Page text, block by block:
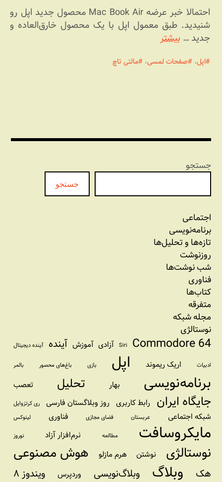
احتمالا خبر عرضه Mac Book Air محصول جدید اپل رو
شنیدید. طبق معمول اپل با یک محصول خارق‌العاده و
جدید …بیشتر
اپل، صفحات لمسی، مالتی تاچ
جستجو
جستجو
اجتماعی
برنامه‏‌نویسی
تازه‌‌ها و تحلیل‌ها
روزنوشت
شب نوشت‌ها
فناوری
کتاب‌ها
متفرقه
مجله شبکه
نوستالژی
Commodore 64
Siri آزادی آموزش آینده آینده دیجیتال
ادبیات اریک ریموند اپل بازی باغ‌های محصور بالمر
برنامه‌نویسی بهار تحلیل تعصب
جایگاه ایران رابط کاربری روز وبلاگستان فارسی ری کرتزوایل
شبکه اجتماعی عربستان فضای مجازی فناوری لینوکس
مایکروسافت مطالعه نرم‌افزار آزاد نوروز
نوستالژی نوشتن هرم مازلو هوش مصنوعی
هک وبلاگ وبلاگ‌نویسی وردپرس ویندوز ۸